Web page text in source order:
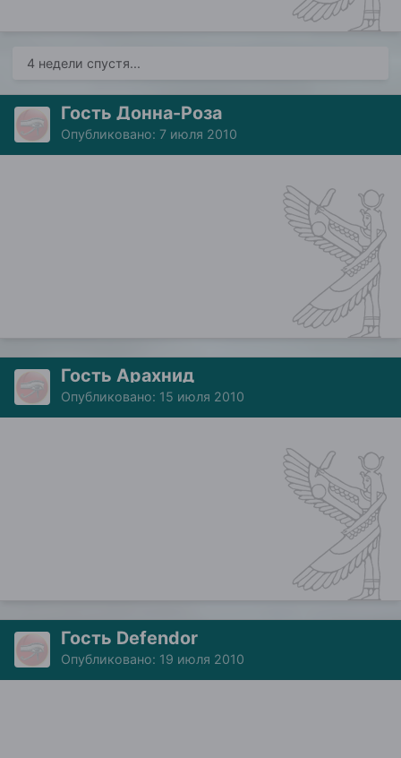
4 недели спустя...
Гость Донна-Роза
Опубликовано: 7 июля 2010
Гость Арахнид
Опубликовано: 15 июля 2010
Гость Defendor
Опубликовано: 19 июля 2010